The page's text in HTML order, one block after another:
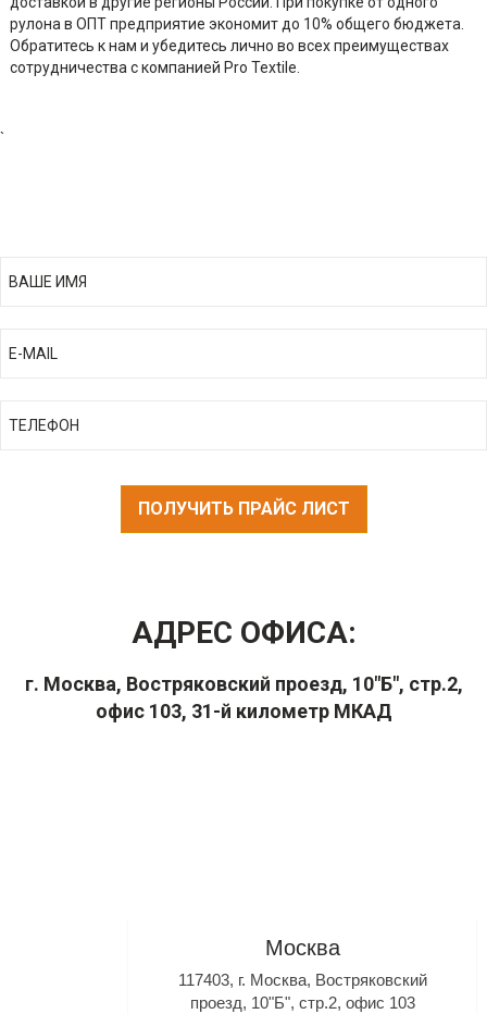
рулона в ОПТ предприятие экономит до 10% общего бюджета.
Обратитесь к нам и убедитесь лично во всех преимуществах
сотрудничества с компанией Pro Textile.
`
ПОЛУЧИТЬ ПРАЙС ЛИСТ
АДРЕС ОФИСА:
г. Москва, Востряковский проезд, 10"Б", стр.2,
офис 103, 31-й километр МКАД
Москва
117403, г. Москва, Востряковский
проезд, 10"Б", стр.2, офис 103